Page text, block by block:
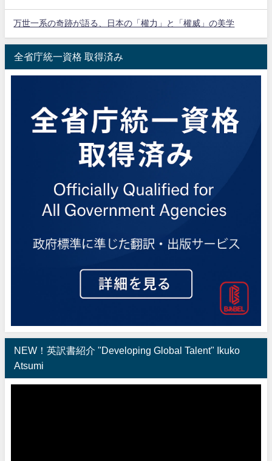
万世一系の奇跡が語る、日本の「權力」と「權威」の美学
全省庁統一資格 取得済み
NEW！英訳書紹介 "Developing Global Talent" Ikuko
Atsumi